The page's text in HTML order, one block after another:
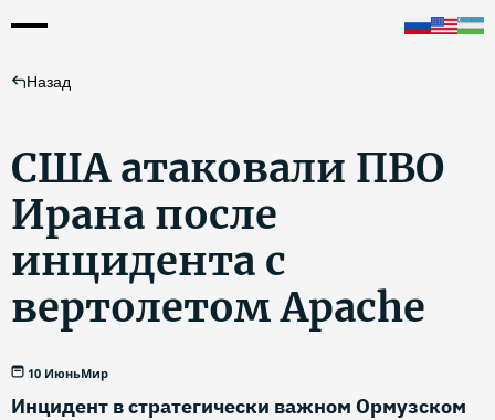
Назад
США атаковали ПВО
Ирана после
инцидента с
вертолетом Apache
10 ИюньМир
Инцидент в стратегически важном Ормузском